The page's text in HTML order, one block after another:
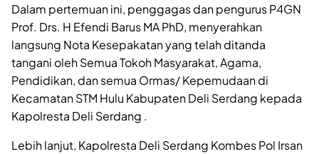
Dalam pertemuan ini, penggagas dan pengurus P4GN
Prof. Drs. H Efendi Barus MA PhD, menyerahkan
langsung Nota Kesepakatan yang telah ditanda
tangani oleh Semua Tokoh Masyarakat, Agama,
Pendidikan, dan semua Ormas/ Kepemudaan di
Kecamatan STM Hulu Kabupaten Deli Serdang kepada
Kapolresta Deli Serdang .
Lebih lanjut, Kapolresta Deli Serdang Kombes Pol Irsan